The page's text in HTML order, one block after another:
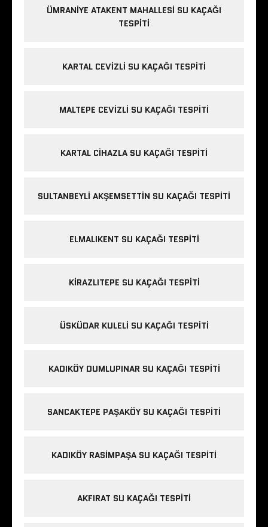
ÜMRANIYE ATAKENT MAHALLESI SU KAÇAĞI
TESPITI
KARTAL CEVIZLI SU KAÇAĞI TESPITI
MALTEPE CEVIZLI SU KAÇAĞI TESPITI
KARTAL CIHAZLA SU KAÇAĞI TESPITI
SULTANBEYLI AKŞEMSETTIN SU KAÇAĞI TESPITI
ELMALIKENT SU KAÇAĞI TESPITI
KIRAZLITEPE SU KAÇAĞI TESPITI
ÜSKÜDAR KULELI SU KAÇAĞI TESPITI
KADIKÖY DUMLUPINAR SU KAÇAĞI TESPITI
SANCAKTEPE PAŞAKÖY SU KAÇAĞI TESPITI
KADIKÖY RASIMPAŞA SU KAÇAĞI TESPITI
AKFIRAT SU KAÇAĞI TESPITI